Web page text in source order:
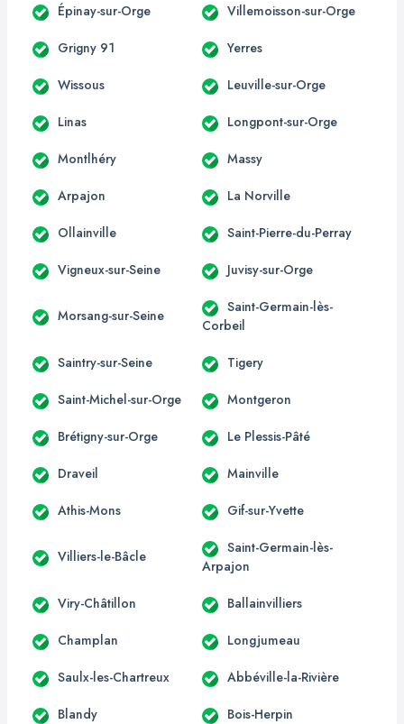
Épinay-sur-Orge Villemoisson-sur-Orge
Grigny 91 Yerres
Wissous Leuville-sur-Orge
Linas Longpont-sur-Orge
Montlhéry Massy
Arpajon La Norville
Ollainville Saint-Pierre-du-Perray
Vigneux-sur-Seine Juvisy-sur-Orge
Morsang-sur-Seine
Saint-Germain-lès-
Corbeil
Saintry-sur-Seine Tigery
Saint-Michel-sur-Orge Montgeron
Brétigny-sur-Orge Le Plessis-Pâté
Draveil Mainville
Athis-Mons Gif-sur-Yvette
Villiers-le-Bâcle
Saint-Germain-lès-
Arpajon
Viry-Châtillon Ballainvilliers
Champlan Longjumeau
Saulx-les-Chartreux Abbéville-la-Rivière
Blandy Bois-Herpin